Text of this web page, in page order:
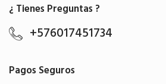
¿ Tienes Preguntas ?
+576017451734
Pagos Seguros